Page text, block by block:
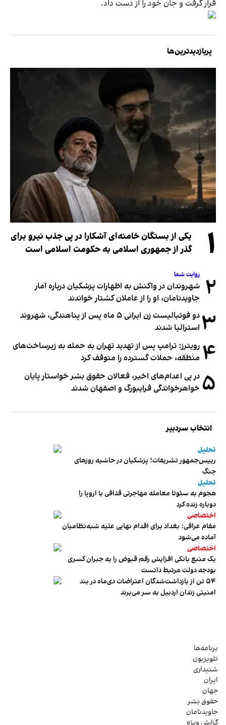
قرار گرفت و جان خود را از دست داد.
پربازدیدترین‌ها
۱
یکی از بستگان خامنه‌ای آشکارا در پی جذب نیرو برای
گذر از جمهوری اسلامی به حکومت اسلامی است
۲ روایت شما
شهروندان در واکنش به اظهارات پزشکیان درباره آمار
جاویدنامان، او را از عاملان کشتار خواندند
۳
دو فوتبالیست زن ایرانی ۵ ماه پس از پناهندگی، شهروند
استرالیا شدند
۴ رویترز: ترامپ پس از تهدید تهران به حمله به زیرساخت‌های
منطقه، حملات گسترده را متوقف کرد
۵ در پی اعدام‌های اخیر، فعالان حقوق بشر خواستار پایان
خواهرخواندگی فرایبورگ و اصفهان شدند
انتخاب سردبیر
تحلیل
رییس‌جمهور تشریفات؛ پزشکیان در حاشیه روزهای
جنگ
تحلیل
هجوم به سئوتا معامله مهاجرتی قذافی با اروپا را
دوباره زنده کرد
اختصاصی
مقام عراقی: بغداد برای اقدام نهایی علیه شبه‌نظامیان
آماده می‌شود
اختصاصی
یک منبع بانکی افزایش رقم قبوض را به جبران کسری
بودجه دولت مرتبط دانست
۵۴ تن از بازداشت‌شدگان اعتراضات دی‌ماه در بند
امنیتی زندان اردبیل به سر می‌برند
برنامه‌ها
تلویزیون
شنیداری
ایران
جهان
حقوق بشر
جاویدنامان
گزارش ویژه